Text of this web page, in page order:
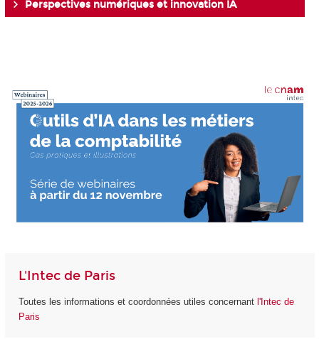
Perspectives numériques et innovation IA
L'Intec de Paris
Toutes les informations et coordonnées utiles concernant l'Intec de
Paris